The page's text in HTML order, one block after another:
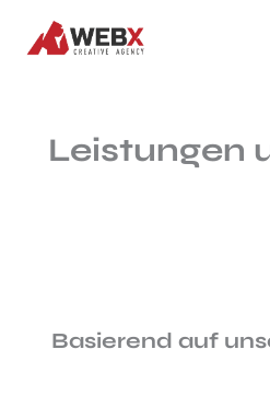
Inhalt
Leistungen
Basierend auf